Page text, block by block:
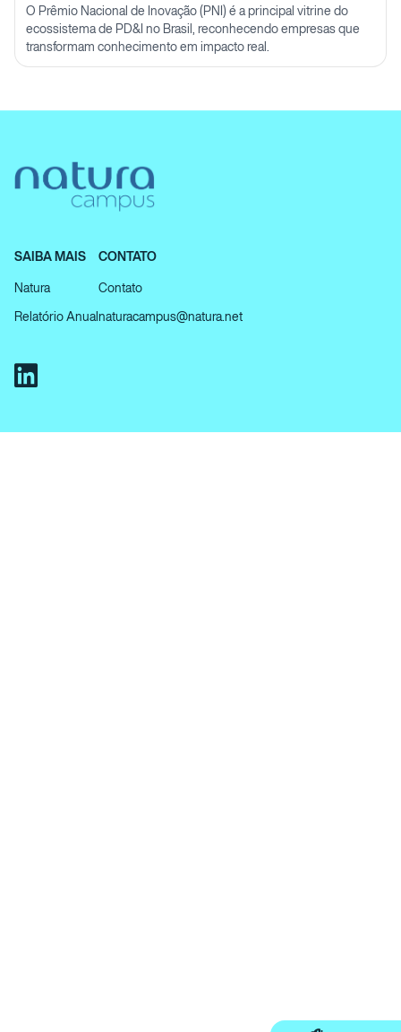
O Prêmio Nacional de Inovação (PNI) é a principal vitrine do
ecossistema de PD&I no Brasil, reconhecendo empresas que
transformam conhecimento em impacto real.
SAIBA MAIS
Natura
Relatório Anual
CONTATO
Contato
naturacampus@natura.net